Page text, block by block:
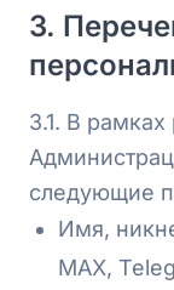
3.
3.1. В
следующие
Имя,
MAX,